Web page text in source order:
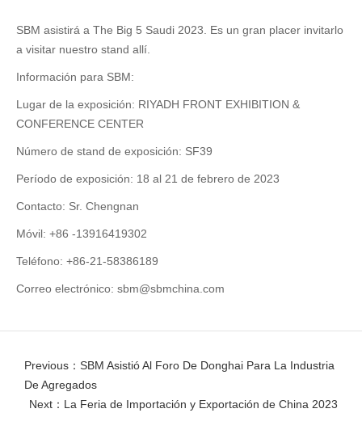
SBM asistirá a The Big 5 Saudi 2023. Es un gran placer invitarlo
a visitar nuestro stand allí.
Información para SBM:
Lugar de la exposición: RIYADH FRONT EXHIBITION &
CONFERENCE CENTER
Número de stand de exposición: SF39
Período de exposición: 18 al 21 de febrero de 2023
Contacto: Sr. Chengnan
Móvil: +86 -13916419302
Teléfono: +86-21-58386189
Correo electrónico: sbm@sbmchina.com
Previous：SBM Asistió Al Foro De Donghai Para La Industria
De Agregados
Next：La Feria de Importación y Exportación de China 2023